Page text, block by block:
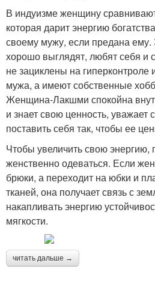
В индуизме женщину
которая дарит энергию
своему мужу, если предана
хорошо выглядят, любят себя и
не зациклены на гиперконтроле
мужа, а имеют собственные
Женщина-Лакшми спокойна
и знает свою ценность, уважает
поставить себя так, чтобы ее
Чтобы увеличить свою энергию,
женственно одеваться. Если
брюки, а переходит на юбки и
тканей, она получает связь с
накапливать энергию
мягкости.
читать дальше →